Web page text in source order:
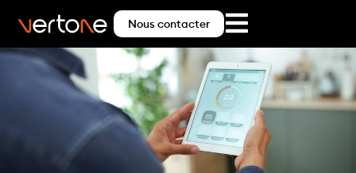
Nous contacter